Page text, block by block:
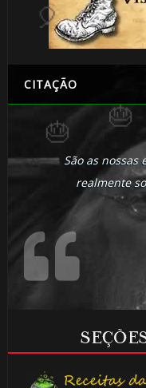
CITAÇÃO
São as nossas
realmente